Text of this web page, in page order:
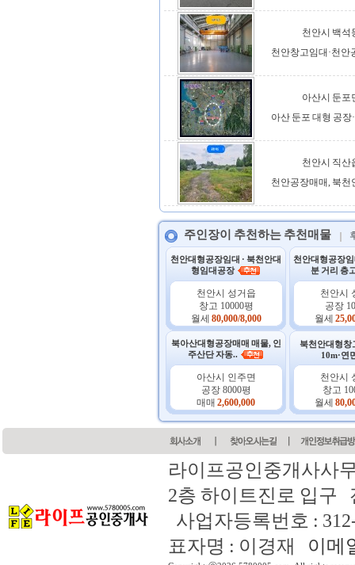
천안시 백석
천안창고임대·천안
아산시 둔포
아산 둔포 대형 공장
천안시 직산
천안공장매매, 북천
주인장이 추천하는 추천매물
천안대형공장임대 · 북천안대
형임대공장
천안시 성거읍
창고 10000평
월세 80,000/8,000
천안대형공장
분 거리 층
천안시
공장
월세
북아산대형공장매매 매물, 인
주산단 자동..
아산시 인주면
공장 8000평
매매 2,600,000
북천안대형창
10m·연
천안시
창고
월세
라이프공인중개사사
2층 하이트진로 입구
사업자등록번호 :
표자명 : 이경재 이메